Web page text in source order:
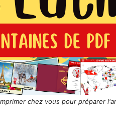
chez vous pour préparer